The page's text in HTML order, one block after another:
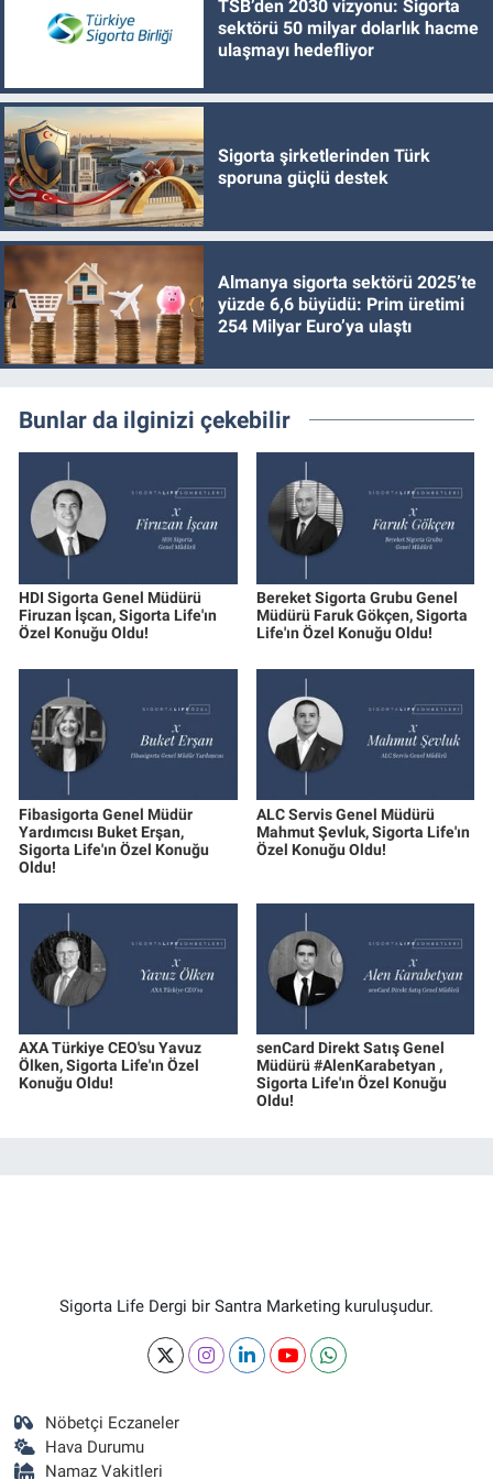
TSB’den 2030 vizyonu: Sigorta
sektörü 50 milyar dolarlık hacme
ulaşmayı hedefliyor
Sigorta şirketlerinden Türk
sporuna güçlü destek
Almanya sigorta sektörü 2025’te
yüzde 6,6 büyüdü: Prim üretimi
254 Milyar Euro’ya ulaştı
Bunlar da ilginizi çekebilir
HDI Sigorta Genel Müdürü
Firuzan İşcan, Sigorta Life'ın
Özel Konuğu Oldu!
Bereket Sigorta Grubu Genel
Müdürü Faruk Gökçen, Sigorta
Life'ın Özel Konuğu Oldu!
Fibasigorta Genel Müdür
Yardımcısı Buket Erşan,
Sigorta Life'ın Özel Konuğu
Oldu!
ALC Servis Genel Müdürü
Mahmut Şevluk, Sigorta Life'ın
Özel Konuğu Oldu!
AXA Türkiye CEO'su Yavuz
Ölken, Sigorta Life'ın Özel
Konuğu Oldu!
senCard Direkt Satış Genel
Müdürü #AlenKarabetyan ,
Sigorta Life'ın Özel Konuğu
Oldu!
Sigorta Life Dergi bir Santra Marketing kuruluşudur.
Nöbetçi Eczaneler
Hava Durumu
Namaz Vakitleri